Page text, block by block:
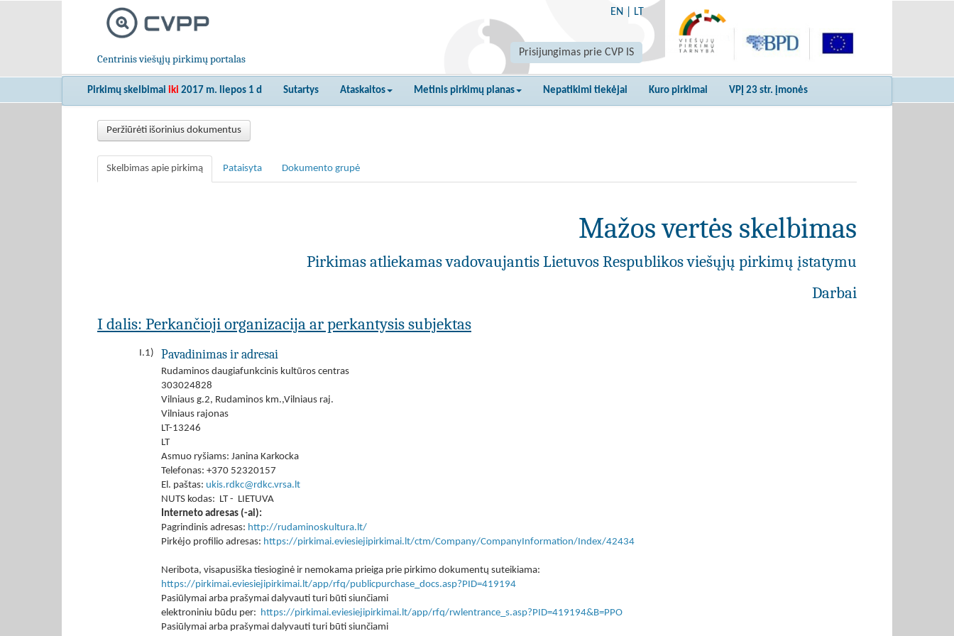
Centrinis viešųjų pirkimų portalas
EN LT
Prisijungimas prie CVP IS
Pirkimų skelbimai iki 2017 m. liepos 1 d Sutartys Ataskaitos Metinis pirkimų planas Nepatikimi tiekėjai Kuro pirkimai VPĮ 23 str. įmonės
Peržiūrėti išorinius dokumentus
Skelbimas apie pirkimą Pataisyta Dokumento grupė
Mažos vertės skelbimas
Pirkimas atliekamas vadovaujantis Lietuvos Respublikos viešųjų pirkimų įstatymu
Darbai
I dalis: Perkančioji organizacija ar perkantysis subjektas
I.1) Pavadinimas ir adresai
Rudaminos daugiafunkcinis kultūros centras
303024828
Vilniaus g.2, Rudaminos km.,Vilniaus raj.
Vilniaus rajonas
LT-13246
LT
Asmuo ryšiams: Janina Karkocka
Telefonas: +370 52320157
El. paštas: ukis.rdkc@rdkc.vrsa.lt
NUTS kodas: LT - LIETUVA
Interneto adresas (-ai):
Pagrindinis adresas: http://rudaminoskultura.lt/
Pirkėjo profilio adresas: https://pirkimai.eviesiejipirkimai.lt/ctm/Company/CompanyInformation/Index/42434
Neribota, visapusiška tiesioginė ir nemokama prieiga prie pirkimo dokumentų suteikiama:
https://pirkimai.eviesiejipirkimai.lt/app/rfq/publicpurchase_docs.asp?PID=419194
Pasiūlymai arba prašymai dalyvauti turi būti siunčiami
elektroniniu būdu per: https://pirkimai.eviesiejipirkimai.lt/app/rfq/rwlentrance_s.asp?PID=419194&B=PPO
Pasiūlymai arba prašymai dalyvauti turi būti siunčiami